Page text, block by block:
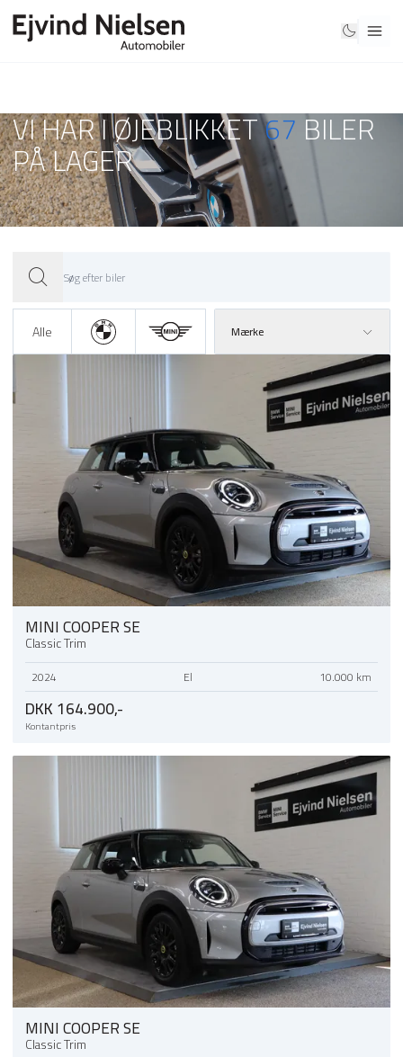
VI HAR I ØJEBLIKKET67BILER
PÅ LAGER
Alle Mærke
MINI COOPER SE
Classic Trim
2024 El 10.000 km
DKK 164.900,-
Kontantpris
MINI COOPER SE
Classic Trim